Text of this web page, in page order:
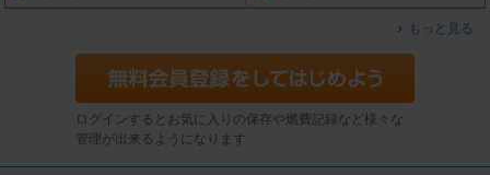
もっと見る
ログインするとお気に入りの保存や燃費記録など様々な
管理が出来るようになります